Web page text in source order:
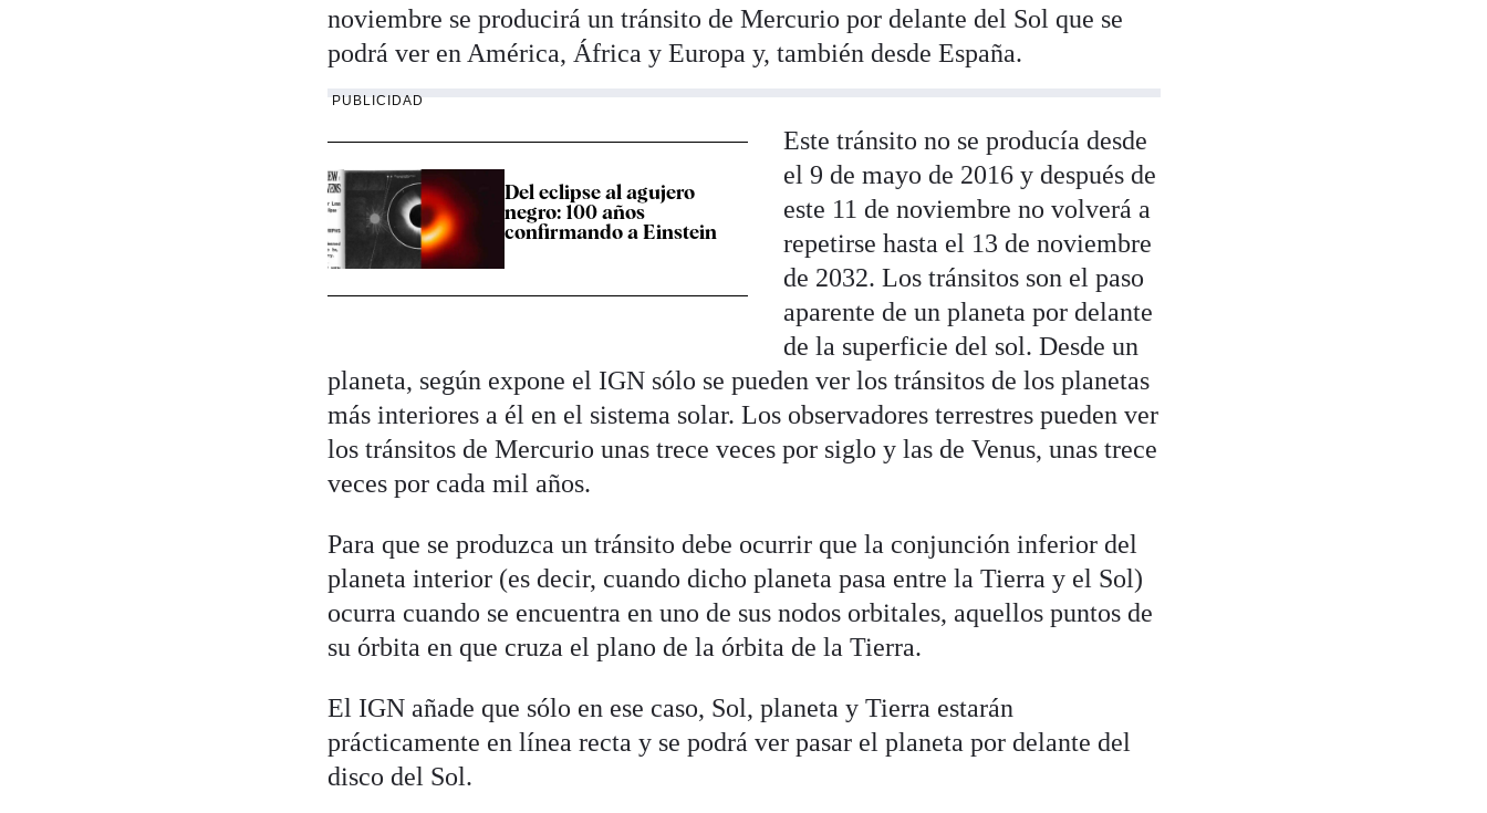
noviembre se producirá un tránsito de Mercurio por delante del Sol que se
podrá ver en América, África y Europa y, también desde España.
PUBLICIDAD
Del eclipse al agujero
negro: 100 años
confirmando a Einstein
Este tránsito no se producía desde
el 9 de mayo de 2016 y después de
este 11 de noviembre no volverá a
repetirse hasta el 13 de noviembre
de 2032. Los tránsitos son el paso
aparente de un planeta por delante
de la superficie del sol. Desde un
planeta, según expone el IGN sólo se pueden ver los tránsitos de los planetas
más interiores a él en el sistema solar. Los observadores terrestres pueden ver
los tránsitos de Mercurio unas trece veces por siglo y las de Venus, unas trece
veces por cada mil años.
Para que se produzca un tránsito debe ocurrir que la conjunción inferior del
planeta interior (es decir, cuando dicho planeta pasa entre la Tierra y el Sol)
ocurra cuando se encuentra en uno de sus nodos orbitales, aquellos puntos de
su órbita en que cruza el plano de la órbita de la Tierra.
El IGN añade que sólo en ese caso, Sol, planeta y Tierra estarán
prácticamente en línea recta y se podrá ver pasar el planeta por delante del
disco del Sol.